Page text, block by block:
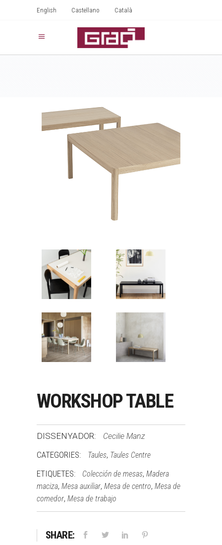
English Castellano Català
WORKSHOP TABLE
DISSENYADOR: Cecilie Manz
CATEGORIES: Taules, Taules Centre
ETIQUETES: Colección de mesas, Madera
maciza, Mesa auxiliar, Mesa de centro, Mesa de
comedor, Mesa de trabajo
SHARE: